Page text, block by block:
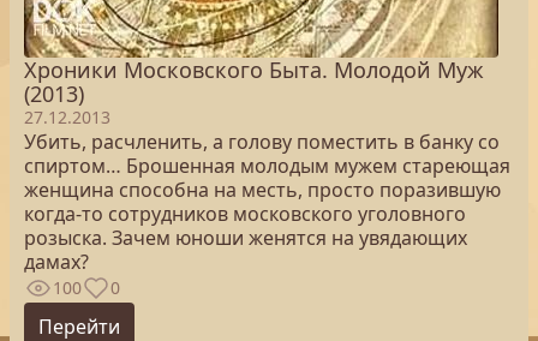
Хроники Московского Быта. Молодой Муж
(2013)
27.12.2013
Убить, расчленить, а голову поместить в банку со
спиртом… Брошенная молодым мужем стареющая
женщина способна на месть, просто поразившую
когда-то сотрудников московского уголовного
розыска. Зачем юноши женятся на увядающих
дамах?
100 0
Перейти